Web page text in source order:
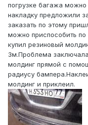
погрузке багажа можно
накладку предложили
заказать по этому
можно приспособить
купил резиновый
3м.Проблема
молдинг прямой с
радиусу
молдинг и приклеил.